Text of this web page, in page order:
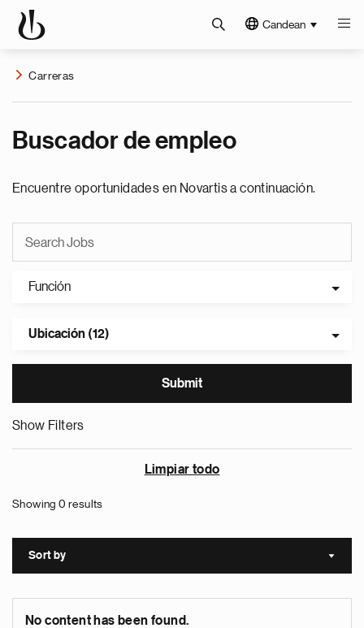
Candean
Carreras
Buscador de empleo
Encuentre oportunidades en Novartis a continuación.
Función
Ubicación (12)
Show Filters
Limpiar todo
Showing 0 results
Sort by Sort
No content has been found.